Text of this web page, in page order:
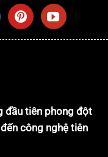
đầu tiên phong đột
công nghệ tiên